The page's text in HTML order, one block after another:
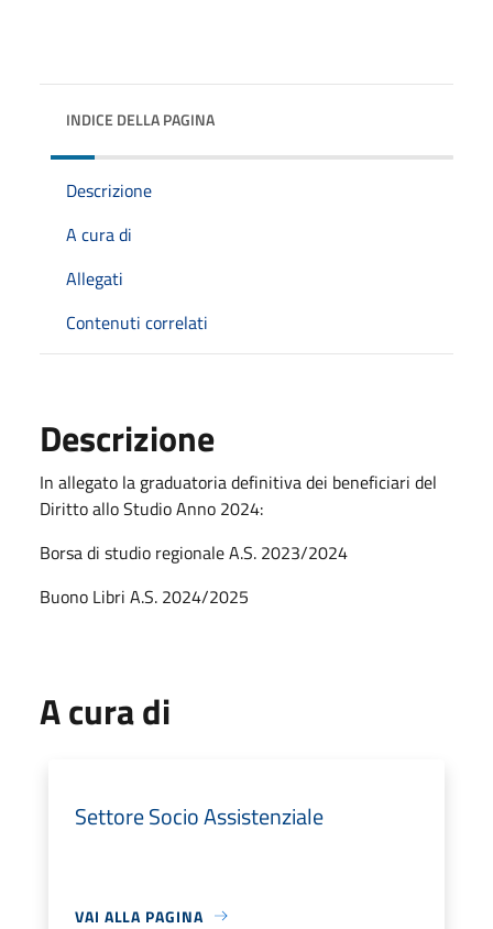
INDICE DELLA PAGINA
Descrizione
A cura di
Allegati
Contenuti correlati
Descrizione
In allegato la graduatoria definitiva dei beneficiari del
Diritto allo Studio Anno 2024:
Borsa di studio regionale A.S. 2023/2024
Buono Libri A.S. 2024/2025
A cura di
Settore Socio Assistenziale
VAI ALLA PAGINA